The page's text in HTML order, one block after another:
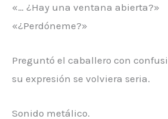
«… ¿Hay una ventana abierta?»
«¿Perdóneme?»
Preguntó el caballero con
su expresión se volviera seria.
Sonido metálico.